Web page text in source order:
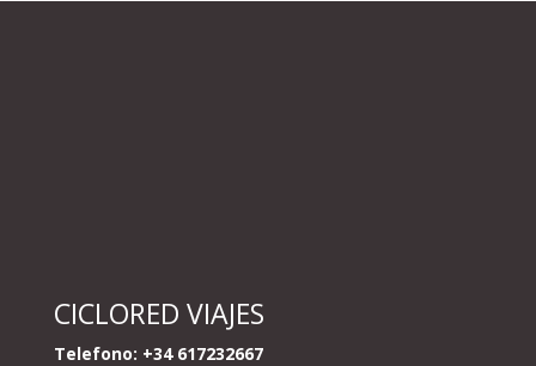
CICLORED VIAJES
Telefono: +34 617232667